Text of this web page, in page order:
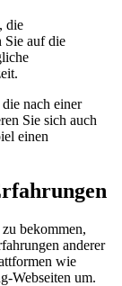
die
Sie auf die
nach einer
Sie sich auch
einen
bekommen,
anderer
wie
Webseiten um.